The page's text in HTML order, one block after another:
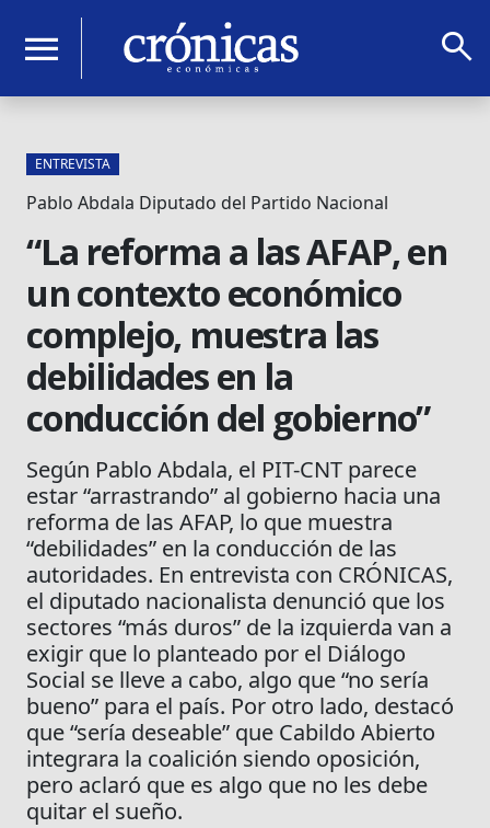
menu search
ENTREVISTA
Pablo Abdala Diputado del Partido Nacional
“La reforma a las AFAP, en
un contexto económico
complejo, muestra las
debilidades en la
conducción del gobierno”
Según Pablo Abdala, el PIT-CNT parece
estar “arrastrando” al gobierno hacia una
reforma de las AFAP, lo que muestra
“debilidades” en la conducción de las
autoridades. En entrevista con CRÓNICAS,
el diputado nacionalista denunció que los
sectores “más duros” de la izquierda van a
exigir que lo planteado por el Diálogo
Social se lleve a cabo, algo que “no sería
bueno” para el país. Por otro lado, destacó
que “sería deseable” que Cabildo Abierto
integrara la coalición siendo oposición,
pero aclaró que es algo que no les debe
quitar el sueño.